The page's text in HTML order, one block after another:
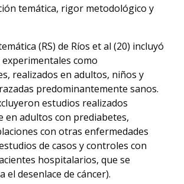
temática, rigor metodológico y
(RS) de Ríos et al (20) incluyó
como
realizados en adultos, niños y
predominantemente sanos.
estudios realizados
en adultos con prediabetes,
con otras enfermedades
de casos y controles con
hospitalarios, que se
el desenlace de cáncer).